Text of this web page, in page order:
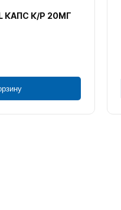
КАПС К/Р 20МГ